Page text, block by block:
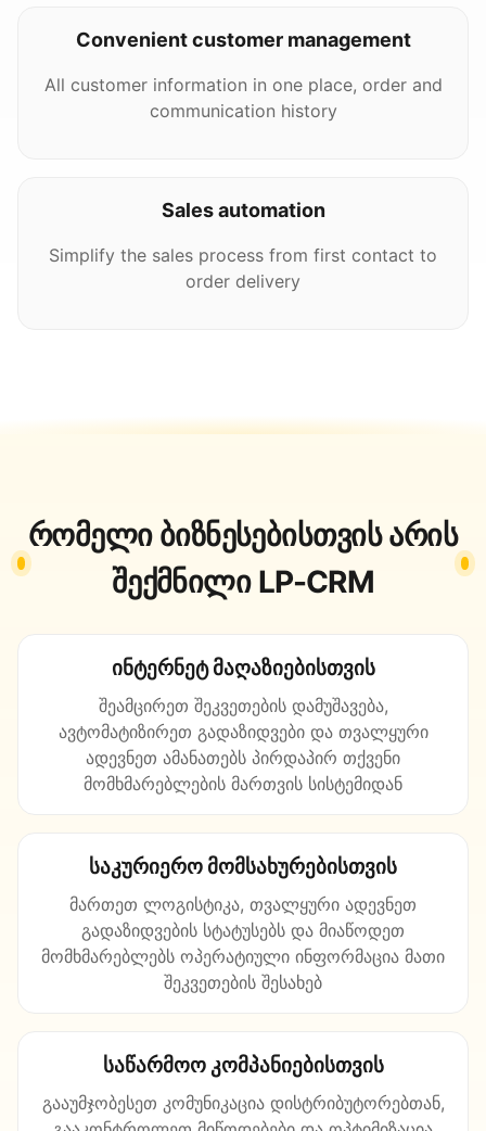
Convenient customer management
All customer information in one place, order and
communication history
Sales automation
Simplify the sales process from first contact to
order delivery
რომელი ბიზნესებისთვის არის
შექმნილი LP-CRM
ინტერნეტ მაღაზიებისთვის
შეამცირეთ შეკვეთების დამუშავება,
ავტომატიზირეთ გადაზიდვები და თვალყური
ადევნეთ ამანათებს პირდაპირ თქვენი
მომხმარებლების მართვის სისტემიდან
საკურიერო მომსახურებისთვის
მართეთ ლოგისტიკა, თვალყური ადევნეთ
გადაზიდვების სტატუსებს და მიაწოდეთ
მომხმარებლებს ოპერატიული ინფორმაცია მათი
შეკვეთების შესახებ
საწარმოო კომპანიებისთვის
გააუმჯობესეთ კომუნიკაცია დისტრიბუტორებთან,